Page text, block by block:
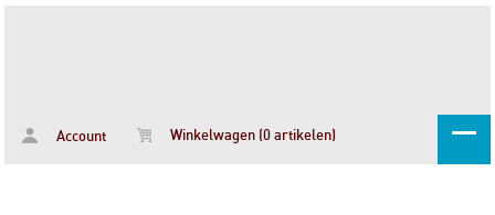
Account Winkelwagen (0 artikelen)